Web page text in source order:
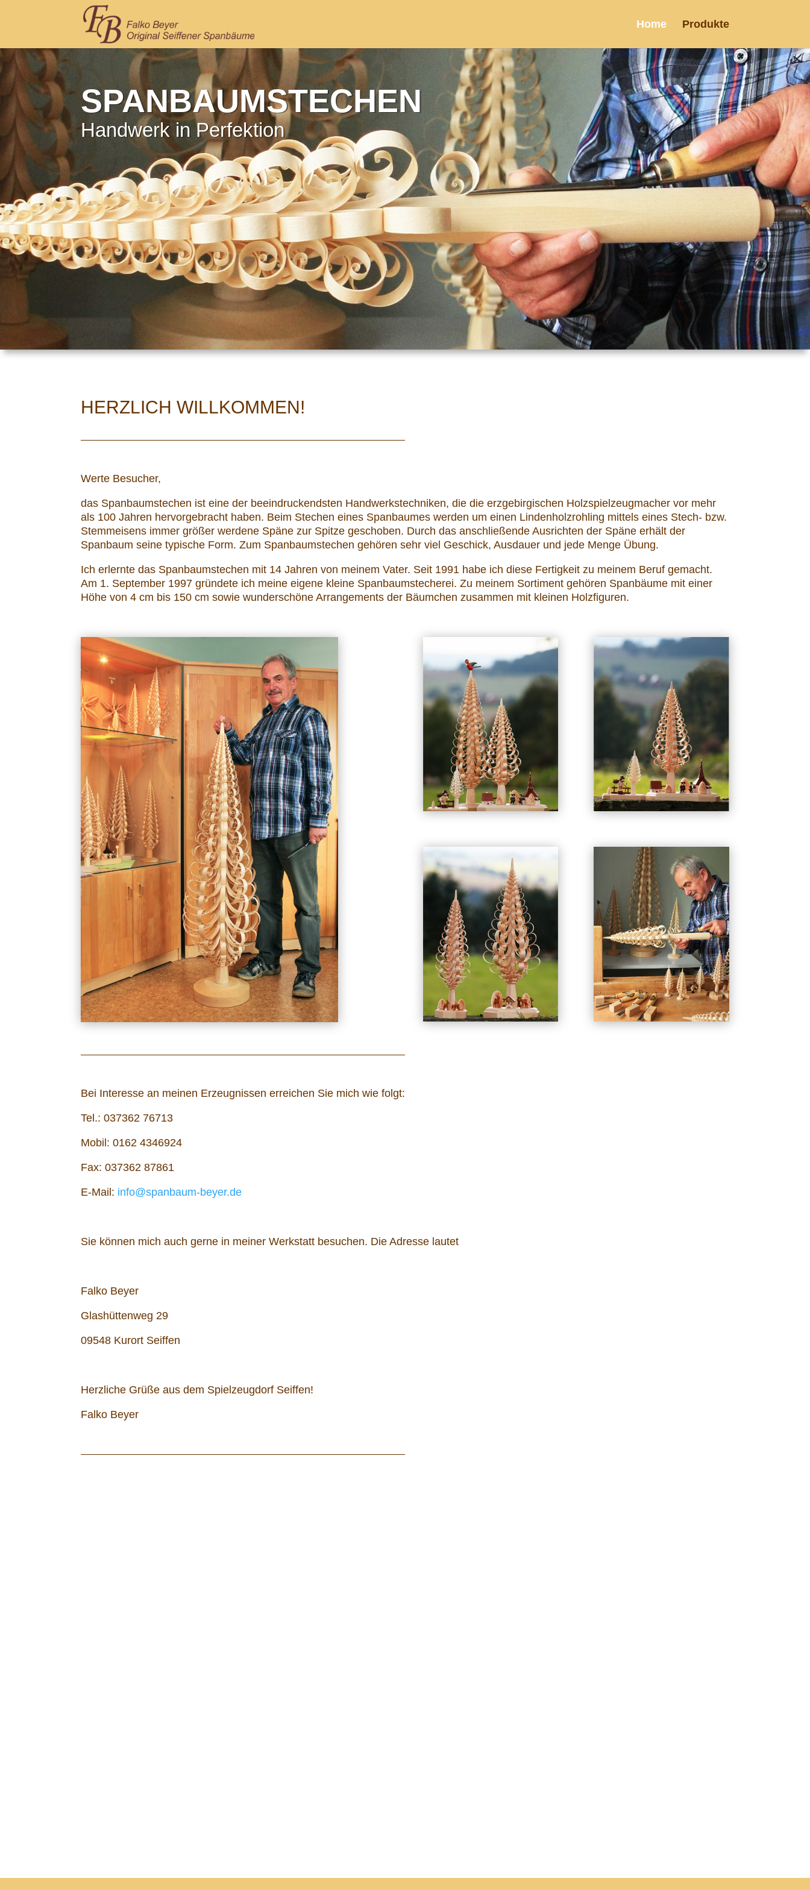
Home Produkte
SPANBAUMSTECHEN
Handwerk in Perfektion
HERZLICH WILLKOMMEN!
Werte Besucher,
das Spanbaumstechen ist eine der beeindruckendsten Handwerkstechniken, die die erzgebirgischen Holzspielzeugmacher vor mehr
als 100 Jahren hervorgebracht haben. Beim Stechen eines Spanbaumes werden um einen Lindenholzrohling mittels eines Stech- bzw.
Stemmeisens immer größer werdene Späne zur Spitze geschoben. Durch das anschließende Ausrichten der Späne erhält der
Spanbaum seine typische Form. Zum Spanbaumstechen gehören sehr viel Geschick, Ausdauer und jede Menge Übung.
Ich erlernte das Spanbaumstechen mit 14 Jahren von meinem Vater. Seit 1991 habe ich diese Fertigkeit zu meinem Beruf gemacht.
Am 1. September 1997 gründete ich meine eigene kleine Spanbaumstecherei. Zu meinem Sortiment gehören Spanbäume mit einer
Höhe von 4 cm bis 150 cm sowie wunderschöne Arrangements der Bäumchen zusammen mit kleinen Holzfiguren.
Bei Interesse an meinen Erzeugnissen erreichen Sie mich wie folgt:
Tel.: 037362 76713
Mobil: 0162 4346924
Fax: 037362 87861
E-Mail: info@spanbaum-beyer.de
Sie können mich auch gerne in meiner Werkstatt besuchen. Die Adresse lautet
Falko Beyer
Glashüttenweg 29
09548 Kurort Seiffen
Herzliche Grüße aus dem Spielzeugdorf Seiffen!
Falko Beyer